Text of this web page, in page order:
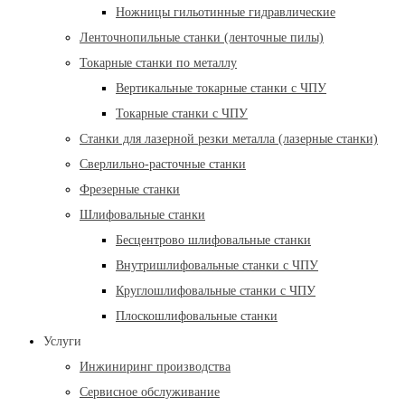
Ножницы гильотинные гидравлические
Ленточнопильные станки (ленточные пилы)
Токарные станки по металлу
Вертикальные токарные станки с ЧПУ
Токарные станки с ЧПУ
Станки для лазерной резки металла (лазерные станки)
Сверлильно-расточные станки
Фрезерные станки
Шлифовальные станки
Бесцентрово шлифовальные станки
Внутришлифовальные станки с ЧПУ
Круглошлифовальные станки с ЧПУ
Плоскошлифовальные станки
Услуги
Инжиниринг производства
Сервисное обслуживание